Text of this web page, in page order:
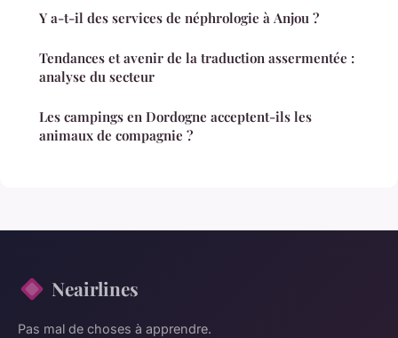
Y a-t-il des services de néphrologie à Anjou ?
Tendances et avenir de la traduction assermentée :
analyse du secteur
Les campings en Dordogne acceptent-ils les
animaux de compagnie ?
Neairlines
Pas mal de choses à apprendre.